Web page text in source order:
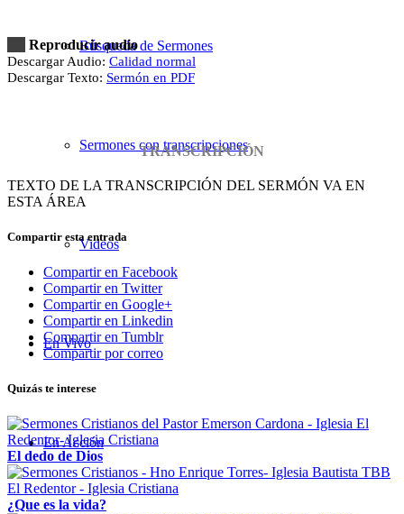
Búsqueda de Sermones
Sermones con transcripciones
Videos
En Vivo
En Acción
Reproducir audio
Descargar Audio: Calidad normal
Descargar Texto: Sermón en PDF
TRANSCRIPCIÓN
TEXTO DE LA TRANSCRIPCIÓN DEL SERMÓN VA EN
ESTA ÁREA
Compartir esta entrada
Compartir en Facebook
Compartir en Twitter
Compartir en Google+
Compartir en Linkedin
Compartir en Tumblr
Compartir por correo
Quizás te interese
El dedo de Dios
¿Que es la vida?